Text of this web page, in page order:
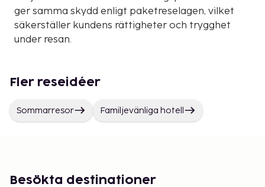
ger samma skydd enligt paketreselagen, vilket
säkerställer kundens rättigheter och trygghet
under resan.
Fler reseidéer
Sommarresor Familjevänliga hotell
Besökta destinationer